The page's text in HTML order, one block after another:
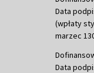
Data
(wpłaty
marzec
Data